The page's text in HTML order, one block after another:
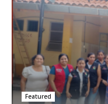
Featured